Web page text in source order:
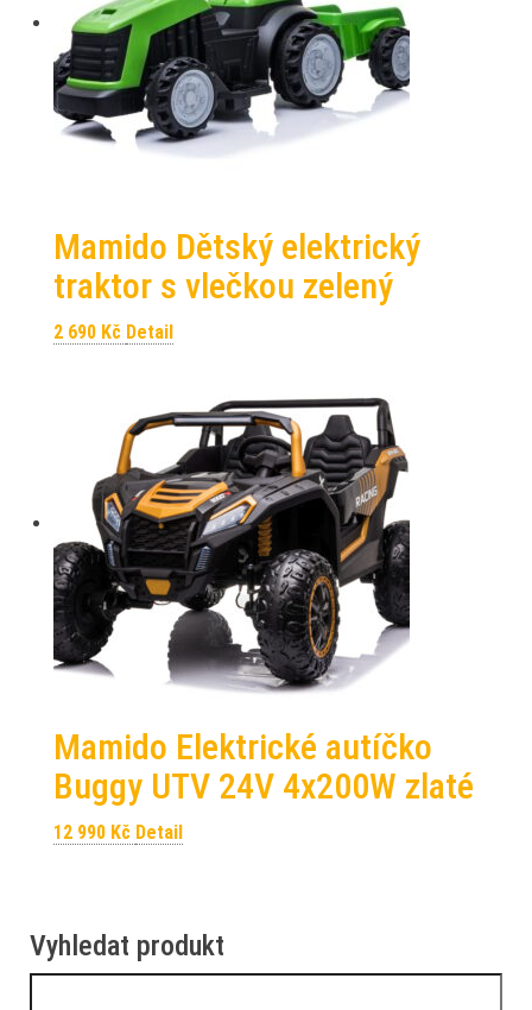
Mamido Dětský elektrický
traktor s vlečkou zelený
2 690 Kč Detail
Mamido Elektrické autíčko
Buggy UTV 24V 4x200W zlaté
12 990 Kč Detail
Vyhledat produkt